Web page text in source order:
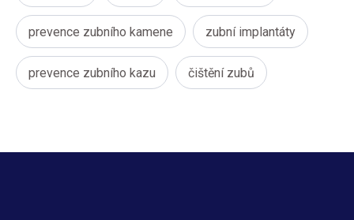
prevence zubního kamene zubní implantáty
prevence zubního kazu čištění zubů